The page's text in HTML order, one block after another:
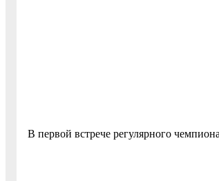
В первой встрече регулярного